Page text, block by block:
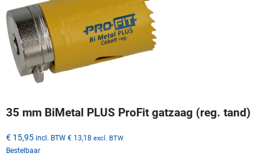
35 mm BiMetal PLUS ProFit gatzaag (reg. tand)
€ 15,95 incl. BTW € 13,18 excl. BTW
Bestelbaar